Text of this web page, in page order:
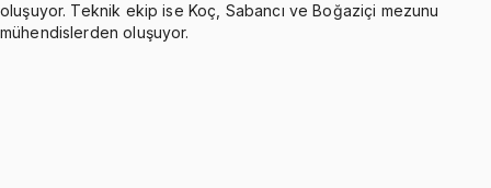
oluşuyor. Teknik ekip ise Koç, Sabancı ve Boğaziçi mezunu
mühendislerden oluşuyor.